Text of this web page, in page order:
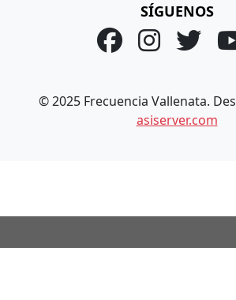
SÍGUENOS
© 2025 Frecuencia Vallenata.
asiserver.com